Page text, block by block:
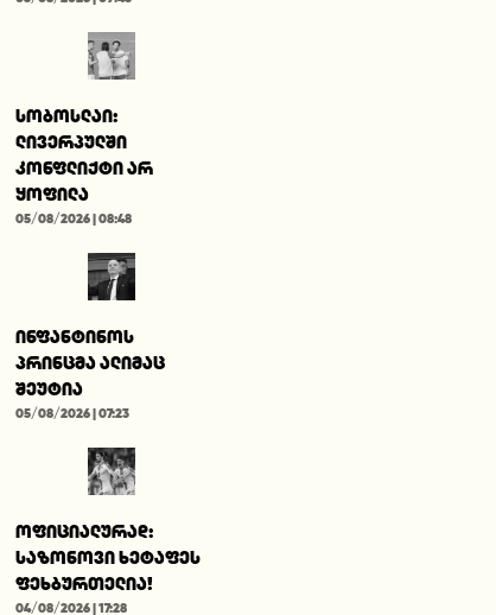
სობოსლაი:
ლივერპულში
კონფლიქტი არ
ყოფილა
05/08/2026 | 08:48
ინფანტინოს
პრინცმა ალიმაც
შეუტია
05/08/2026 | 07:23
ოფიციალურად:
საზონოვი ხეტაფეს
ფეხბურთელია!
04/08/2026 | 17:28